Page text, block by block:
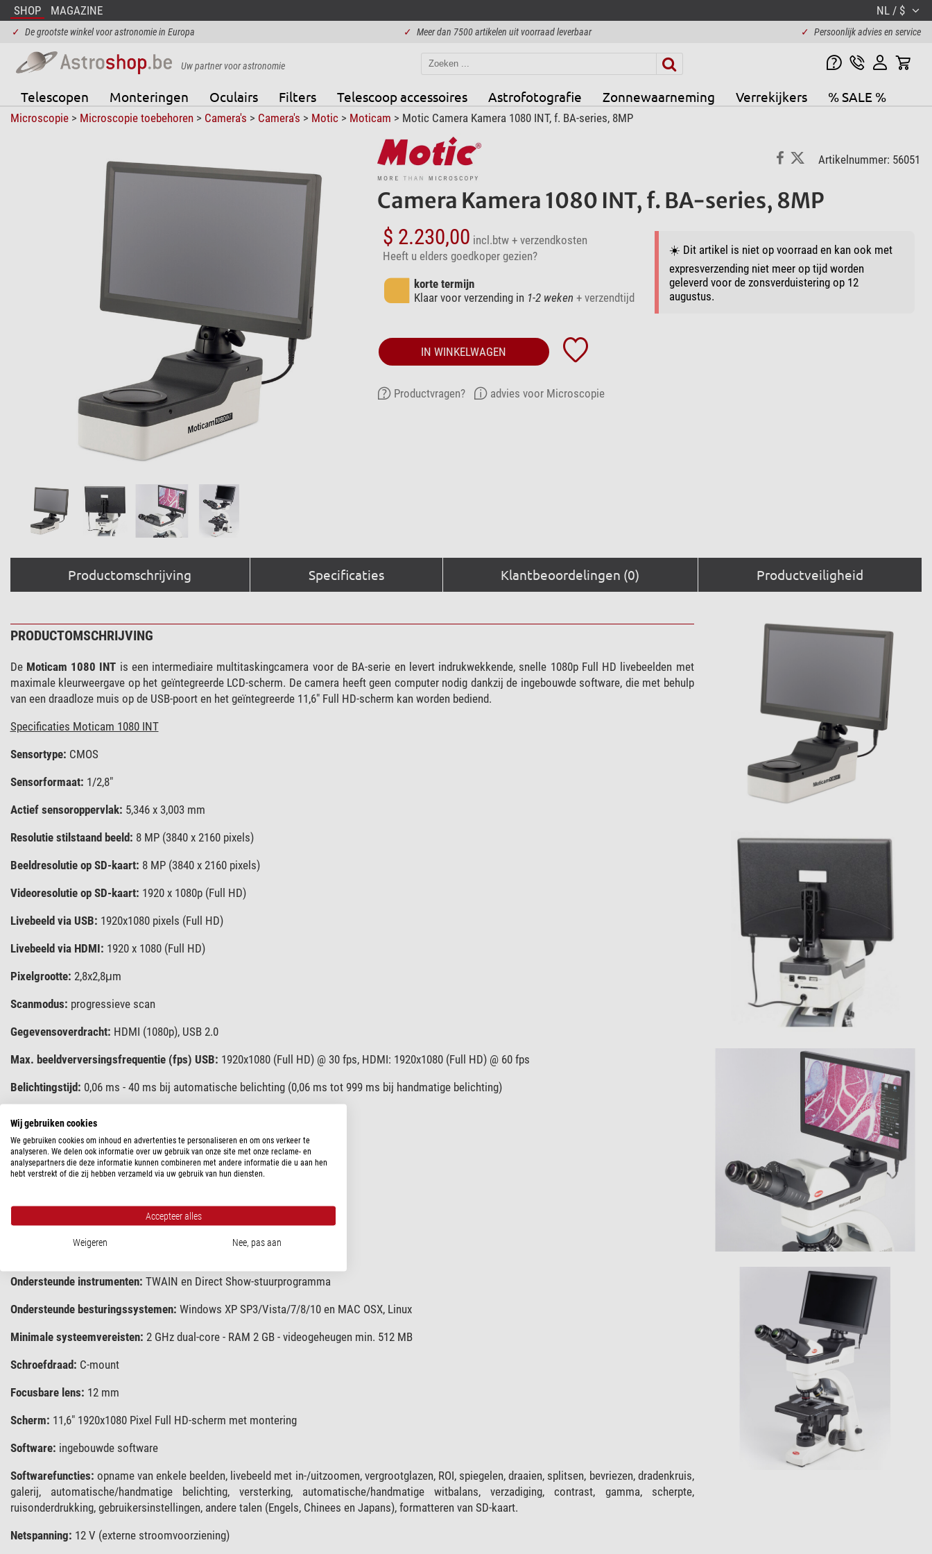
SHOP MAGAZINE NL / $
✓ De grootste winkel voor astronomie in Europa ✓ Meer dan 7500 artikelen uit voorraad leverbaar ✓ Persoonlijk advies en service
Uw partner voor astronomie
Telescopen Monteringen Oculairs Filters Telescoop accessoires Astrofotografie Zonnewaarneming Verrekijkers % SALE %
Microscopie> Microscopie toebehoren> Camera's > Camera's > Motic> Moticam > Motic Camera Kamera 1080 INT, f. BA-series, 8MP
Artikelnummer: 56051
Camera Kamera 1080 INT, f. BA-series, 8MP
$ 2.230,00 incl.btw + verzendkosten
Heeft u elders goedkoper gezien?
korte termijn
Klaar voor verzending in 1-2 weken + verzendtijd
☀️ Dit artikel is niet op voorraad en kan ook met
expresverzending niet meer op tijd worden
geleverd voor de zonsverduistering op 12
augustus.
IN WINKELWAGEN
Productvragen? advies voor Microscopie
Productomschrijving Specificaties Klantbeoordelingen (0) Productveiligheid
PRODUCTOMSCHRIJVING
De Moticam 1080 INT is een intermediaire multitaskingcamera voor de BA-serie en levert indrukwekkende, snelle 1080p Full HD livebeelden met
maximale kleurweergave op het geïntegreerde LCD-scherm. De camera heeft geen computer nodig dankzij de ingebouwde software, die met behulp
van een draadloze muis op de USB-poort en het geïntegreerde 11,6" Full HD-scherm kan worden bediend.
Specificaties Moticam 1080 INT
Sensortype: CMOS
Sensorformaat: 1/2,8"
Actief sensoroppervlak: 5,346 x 3,003 mm
Resolutie stilstaand beeld: 8 MP (3840 x 2160 pixels)
Beeldresolutie op SD-kaart: 8 MP (3840 x 2160 pixels)
Videoresolutie op SD-kaart: 1920 x 1080p (Full HD)
Livebeeld via USB: 1920x1080 pixels (Full HD)
Livebeeld via HDMI: 1920 x 1080 (Full HD)
Pixelgrootte: 2,8x2,8μm
Scanmodus: progressieve scan
Gegevensoverdracht: HDMI (1080p), USB 2.0
Max. beeldverversingsfrequentie (fps) USB: 1920x1080 (Full HD) @ 30 fps, HDMI: 1920x1080 (Full HD) @ 60 fps
Belichtingstijd: 0,06 ms - 40 ms bij automatische belichting (0,06 ms tot 999 ms bij handmatige belichting)
Signaal/ruisverhouding:40 dB
Dynamisch bereik:71 dB
Kaartsleuf:SD-kaart (max. 32 GB)
Ondersteunde instrumenten: TWAIN en Direct Show-stuurprogramma
Ondersteunde besturingssystemen: Windows XP SP3/Vista/7/8/10 en MAC OSX, Linux
Minimale systeemvereisten: 2 GHz dual-core - RAM 2 GB - videogeheugen min. 512 MB
Schroefdraad: C-mount
Focusbare lens: 12 mm
Scherm: 11,6" 1920x1080 Pixel Full HD-scherm met montering
Software: ingebouwde software
Softwarefuncties: opname van enkele beelden, livebeeld met in-/uitzoomen, vergrootglazen, ROI, spiegelen, draaien, splitsen, bevriezen, dradenkruis,
galerij, automatische/handmatige belichting, versterking, automatische/handmatige witbalans, verzadiging, contrast, gamma, scherpte,
ruisonderdrukking, gebruikersinstellingen, andere talen (Engels, Chinees en Japans), formatteren van SD-kaart.
Netspanning: 12 V (externe stroomvoorziening)
Wij gebruiken cookies
We gebruiken cookies om inhoud en advertenties te personaliseren en om ons verkeer te
analyseren. We delen ook informatie over uw gebruik van onze site met onze reclame- en
analysepartners die deze informatie kunnen combineren met andere informatie die u aan hen
hebt verstrekt of die zij hebben verzameld via uw gebruik van hun diensten.
Accepteer alles
Weigeren Nee, pas aan